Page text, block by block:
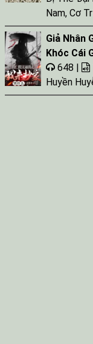
Nam, Cơ
Giả Nhân
Khóc Cái
648 |
Huyền